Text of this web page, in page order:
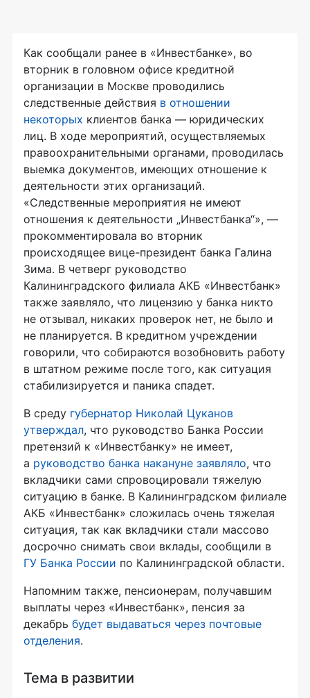
Как сообщали ранее в «Инвестбанке», во
вторник в головном офисе кредитной
организации в Москве проводились
следственные действия в отношении
некоторых клиентов банка — юридических
лиц. В ходе мероприятий, осуществляемых
правоохранительными органами, проводилась
выемка документов, имеющих отношение к
деятельности этих организаций.
«Следственные мероприятия не имеют
отношения к деятельности „Инвестбанка“», —
прокомментировала во вторник
происходящее вице-президент банка Галина
Зима. В четверг руководство
Калининградского филиала АКБ «Инвестбанк»
также заявляло, что лицензию у банка никто
не отзывал, никаких проверок нет, не было и
не планируется. В кредитном учреждении
говорили, что собираются возобновить работу
в штатном режиме после того, как ситуация
стабилизируется и паника спадет.
В среду губернатор Николай Цуканов
утверждал, что руководство Банка России
претензий к «Инвестбанку» не имеет,
а руководство банка накануне заявляло, что
вкладчики сами спровоцировали тяжелую
ситуацию в банке. В Калининградском филиале
АКБ «Инвестбанк» сложилась очень тяжелая
ситуация, так как вкладчики стали массово
досрочно снимать свои вклады, сообщили в
ГУ Банка России по Калининградской области.
Напомним также, пенсионерам, получавшим
выплаты через «Инвестбанк», пенсия за
декабрь будет выдаваться через почтовые
отделения.
Тема в развитии